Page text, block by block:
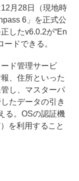
月28日（現地時
6」を正式公
したv6.0.2が“En
ドできる。
ド管理サービ
、住所といった
し、マスターパ
たデータの引き
る。OSの認証機
を利用すること